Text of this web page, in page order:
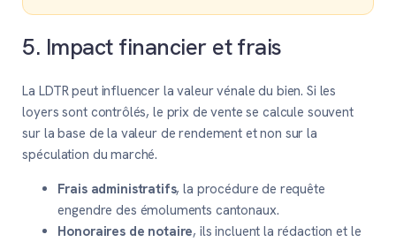
5. Impact financier et frais
La LDTR peut influencer la valeur vénale du bien. Si les
loyers sont contrôlés, le prix de vente se calcule souvent
sur la base de la valeur de rendement et non sur la
spéculation du marché.
Frais administratifs, la procédure de requête
engendre des émoluments cantonaux.
Honoraires de notaire, ils incluent la rédaction et le